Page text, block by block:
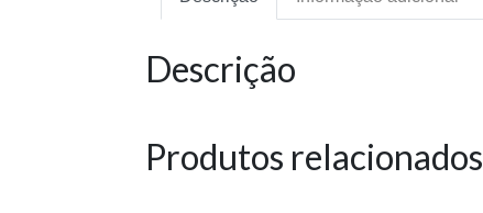
Descrição
Produtos relacionados